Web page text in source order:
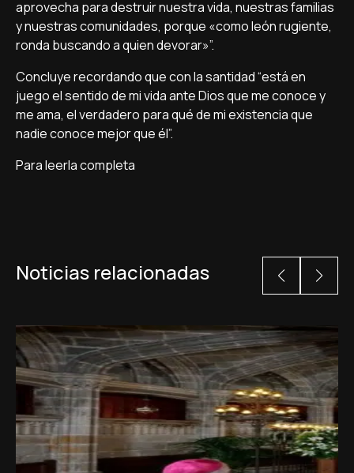
aprovecha para destruir nuestra vida, nuestras familias
y nuestras comunidades, porque «como león rugiente,
ronda buscando a quien devorar»”.
Concluye recordando que con la santidad “está en
juego el sentido de mi vida ante Dios que me conoce y
me ama, el verdadero para qué de mi existencia que
nadie conoce mejor que él”.
Para leerla completa
Noticias relacionadas